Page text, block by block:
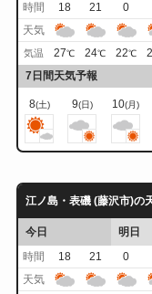
時間
18 21 0
天気
気温 27℃ 24℃ 22℃
7日間天気予報
8(土) 9(日) 10(月)
江ノ島・表磯 (藤沢市)の
今日
明日
時間
18 21 0
天気